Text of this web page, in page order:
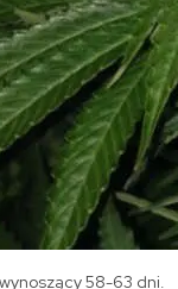
58-63 dni.